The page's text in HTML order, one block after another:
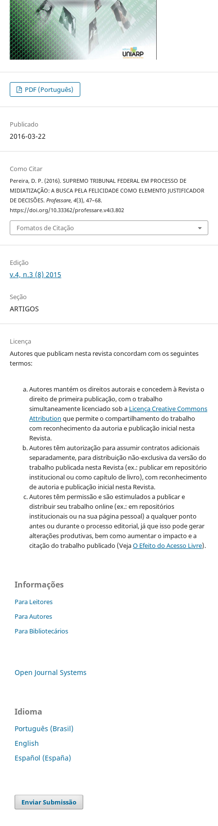
PDF (Português)
Publicado
2016-03-22
Como Citar
Pereira, D. P. (2016). SUPREMO TRIBUNAL FEDERAL EM PROCESSO DE
MIDIATIZAÇÃO: A BUSCA PELA FELICIDADE COMO ELEMENTO JUSTIFICADOR
DE DECISÕES. Professare, 4(3), 47–68.
https://doi.org/10.33362/professare.v4i3.802
Fomatos de Citação
Edição
v.4, n.3 (8) 2015
Seção
ARTIGOS
Licença
Autores que publicam nesta revista concordam com os seguintes
termos:
Autores mantém os direitos autorais e concedem à Revista o
direito de primeira publicação, com o trabalho
simultaneamente licenciado sob a Licença Creative Commons
Attribution que permite o compartilhamento do trabalho
com reconhecimento da autoria e publicação inicial nesta
Revista.
Autores têm autorização para assumir contratos adicionais
separadamente, para distribuição não-exclusiva da versão do
trabalho publicada nesta Revista (ex.: publicar em repositório
institucional ou como capítulo de livro), com reconhecimento
de autoria e publicação inicial nesta Revista.
Autores têm permissão e são estimulados a publicar e
distribuir seu trabalho online (ex.: em repositórios
institucionais ou na sua página pessoal) a qualquer ponto
antes ou durante o processo editorial, já que isso pode gerar
alterações produtivas, bem como aumentar o impacto e a
citação do trabalho publicado (VejaO Efeito do Acesso Livre).
Informações
Para Leitores
Para Autores
Para Bibliotecários
Open Journal Systems
Idioma
Português (Brasil)
English
Español (España)
Enviar Submissão